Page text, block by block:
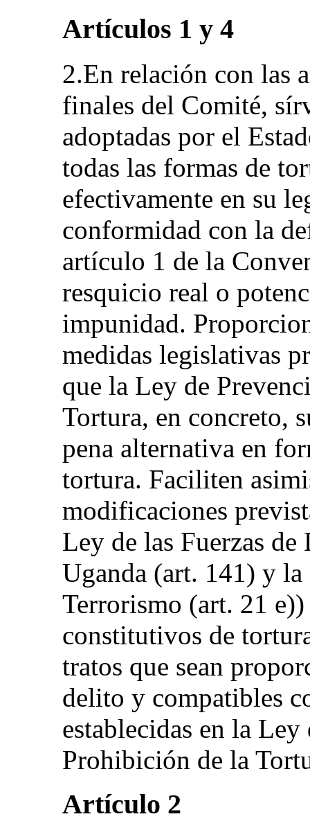
Artículos 1 y 4
2.En relación con las
finales del Comité,
adoptadas por el
todas las formas de
efectivamente en su
conformidad con la
artículo 1 de la
resquicio real o
impunidad.
medidas legislativas
que la Ley de
Tortura, en concreto,
pena alternativa en
tortura. Faciliten
modificaciones
Ley de las Fuerzas de
Uganda (art. 141) y
Terrorismo (art. 21
constitutivos de
tratos que sean
delito y compatibles
establecidas en la
Prohibición de la
Artículo 2